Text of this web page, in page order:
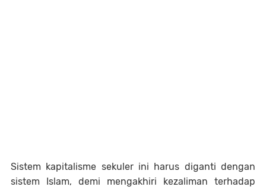
Sistem kapitalisme sekuler ini harus diganti dengan
sistem Islam, demi mengakhiri kezaliman terhadap